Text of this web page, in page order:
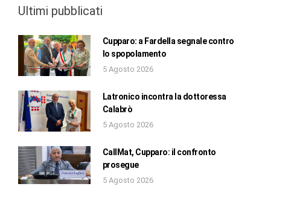
Ultimi pubblicati
Cupparo: a Fardella segnale contro
lo spopolamento
5 Agosto 2026
Latronico incontra la dottoressa
Calabrò
5 Agosto 2026
CallMat, Cupparo: il confronto
prosegue
5 Agosto 2026